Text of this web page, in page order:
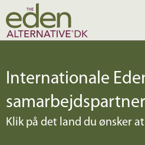
Internationale
Klik på det land du ønsker